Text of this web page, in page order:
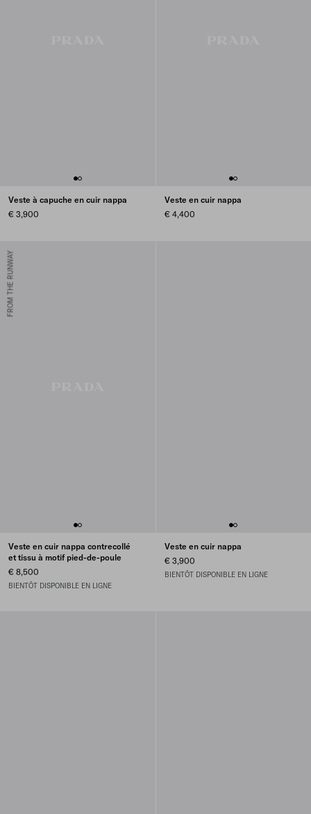
Veste à capuche en cuir nappa
€ 3,900
Veste en cuir nappa
€ 4,400
FROM THE RUNWAY
Veste en cuir nappa contrecollé
et tissu à motif pied-de-poule
€ 8,500
BIENTÔT DISPONIBLE EN LIGNE
Veste en cuir nappa
€ 3,900
BIENTÔT DISPONIBLE EN LIGNE